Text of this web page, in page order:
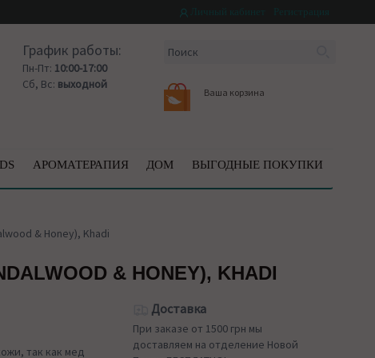
График работы:
Пн-Пт: 10:00-17:00
Сб, Вс: выходной
Ваша корзина
АРОМАТЕРАПИЯ ДОМ ВЫГОДНЫЕ ПОКУПКИ
& Honey), Khadi
& HONEY), KHADI
так как мед
Доставка
При заказе от 1500 грн мы
доставляем на отделение Новой